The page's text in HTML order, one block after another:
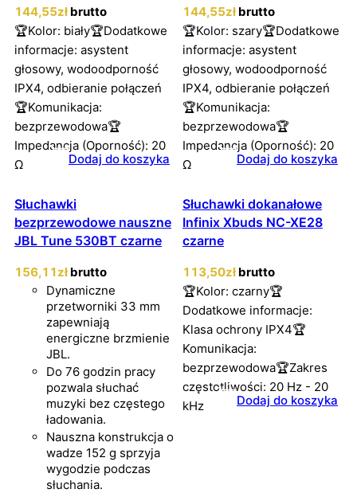
144,55zł brutto
🏆Kolor: biały🏆Dodatkowe
informacje: asystent
głosowy, wodoodporność
IPX4, odbieranie połączeń
🏆Komunikacja:
bezprzewodowa🏆
Impedancja (Oporność): 20
Ω
Dodaj do koszyka
144,55zł brutto
🏆Kolor: szary🏆Dodatkowe
informacje: asystent
głosowy, wodoodporność
IPX4, odbieranie połączeń
🏆Komunikacja:
bezprzewodowa🏆
Impedancja (Oporność): 20
Ω
Dodaj do koszyka
Słuchawki
bezprzewodowe nauszne
JBL Tune 530BT czarne
156,11zł brutto
Dynamiczne
przetworniki 33 mm
zapewniają
energiczne brzmienie
JBL.
Do 76 godzin pracy
pozwala słuchać
muzyki bez częstego
ładowania.
Nauszna konstrukcja o
wadze 152 g sprzyja
wygodzie podczas
słuchania.
Słuchawki dokanałowe
Infinix Xbuds NC-XE28
czarne
113,50zł brutto
🏆Kolor: czarny🏆
Dodatkowe informacje:
Klasa ochrony IPX4🏆
Komunikacja:
bezprzewodowa🏆Zakres
częstotliwości: 20 Hz - 20
kHz
Dodaj do koszyka